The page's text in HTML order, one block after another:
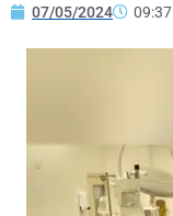
07/05/2024 09:37